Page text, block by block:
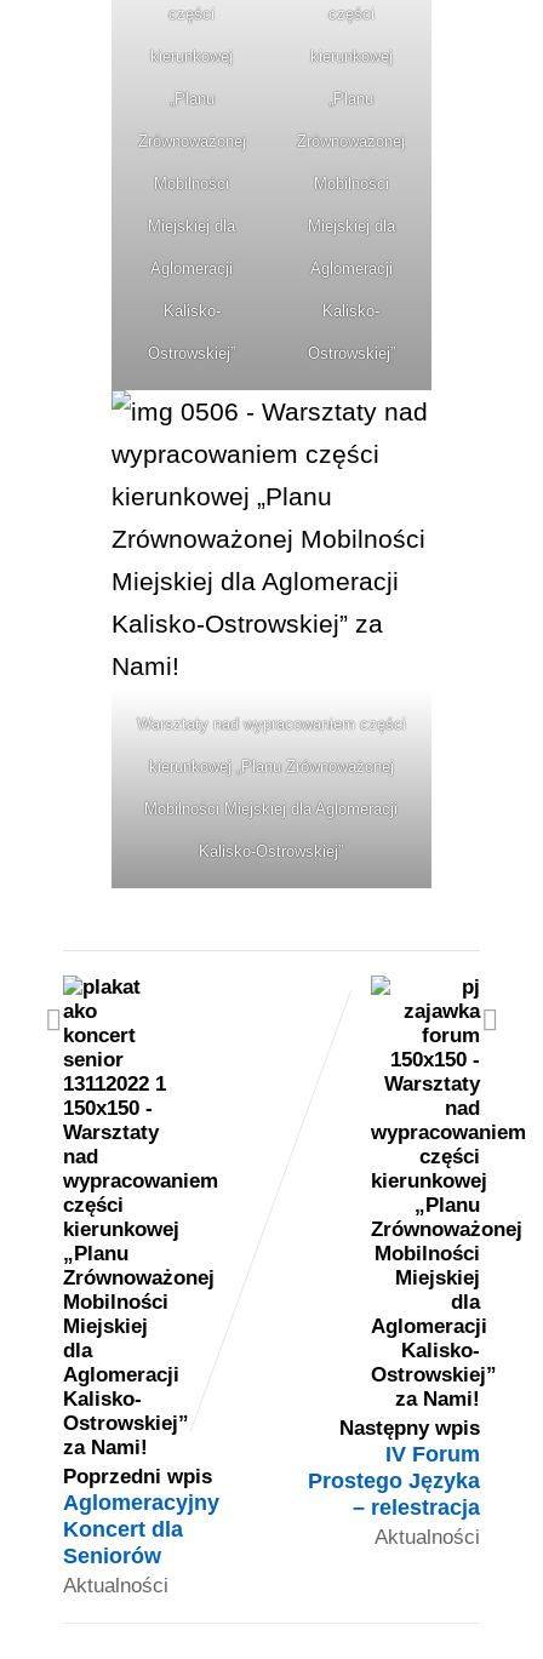
części
kierunkowej
„Planu
Zrównoważonej
Mobilności
Miejskiej dla
Aglomeracji
Kalisko-
Ostrowskiej”
części
kierunkowej
„Planu
Zrównoważonej
Mobilności
Miejskiej dla
Aglomeracji
Kalisko-
Ostrowskiej”
Warsztaty nad wypracowaniem części
kierunkowej „Planu Zrównoważonej
Mobilności Miejskiej dla Aglomeracji
Kalisko-Ostrowskiej”
Poprzedni wpis
Aglomeracyjny
Koncert dla
Seniorów
Aktualności
Następny wpis
IV Forum
Prostego Języka
– relestracja
Aktualności